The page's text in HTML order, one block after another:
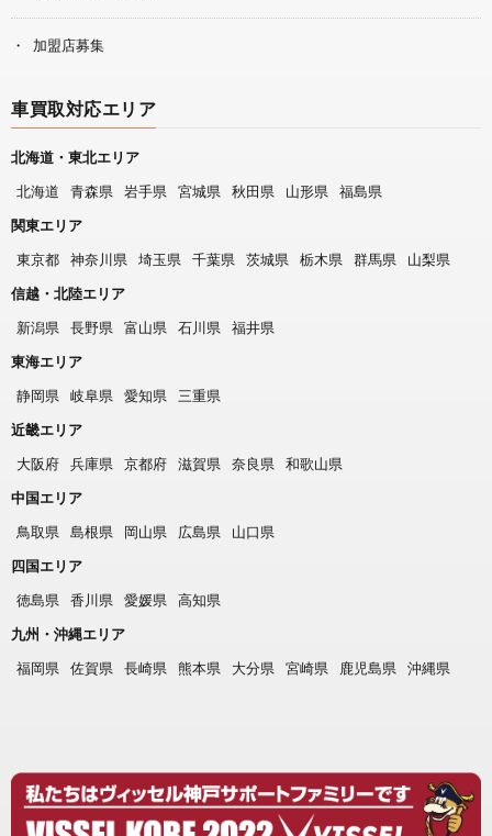
加盟店募集
車買取対応エリア
北海道・東北エリア
北海道
青森県 岩手県 宮城県 秋田県 山形県
福島県
関東エリア
東京都
神奈川県 埼玉県 千葉県 茨城県 栃木県 群馬県
山梨県
信越・北陸エリア
新潟県
長野県 富山県 石川県
福井県
東海エリア
静岡県
岐阜県 愛知県
三重県
近畿エリア
大阪府
兵庫県 京都府 滋賀県 奈良県
和歌山県
中国エリア
鳥取県
島根県 岡山県 広島県
山口県
四国エリア
徳島県
香川県 愛媛県
高知県
九州・沖縄エリア
福岡県
佐賀県 長崎県 熊本県 大分県 宮崎県 鹿児島県 沖縄県